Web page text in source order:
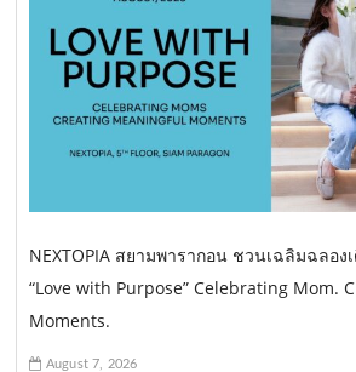
NEXTOPIA สยามพารากอน ชวนเฉลิมฉลอ
“Love with Purpose” Celebrating Mom.
Moments.
August 7, 2026